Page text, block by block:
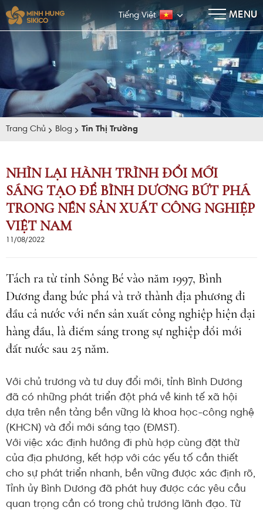
Tiếng Việt MENU
×
E-BROCHURE
Trang Chủ Blog Tin Thị Trường
NHÌN LẠI HÀNH TRÌNH ĐỔI MỚI
SÁNG TẠO ĐỂ BÌNH DƯƠNG BỨT PHÁ
TRONG NỀN SẢN XUẤT CÔNG NGHIỆP
VIỆT NAM
11/08/2022
Tách ra từ tỉnh Sông Bé vào năm 1997, Bình
Dương đang bức phá và trở thành địa phương đi
đầu cả nước với nền sản xuất công nghiệp hiện đại
hàng đầu, là điểm sáng trong sự nghiệp đổi mới
đất nước sau 25 năm.
Với chủ trương và tư duy đổi mới, tỉnh Bình Dương
đã có những phát triển đột phá về kinh tế xã hội
dựa trên nền tảng bền vững là khoa học-công nghệ
(KHCN) và đổi mới sáng tạo (ĐMST).
Với việc xác định hướng đi phù hợp cùng đặt thừ
của địa phương, kết hợp với các yếu tố cần thiết
cho sự phát triển nhanh, bền vững được xác định rõ,
Tỉnh ủy Bình Dương đã phát huy được các yêu cầu
quan trọng cần có trong chủ trương lãnh đạo. Từ